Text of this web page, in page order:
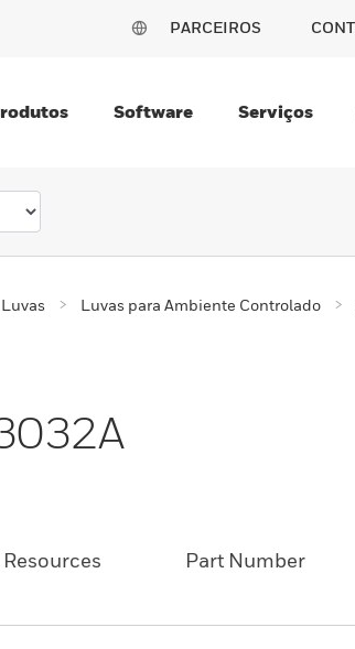
PARCEIROS
Software Serviços
Luvas Luvas para Ambiente Controlado
Resources Part Number